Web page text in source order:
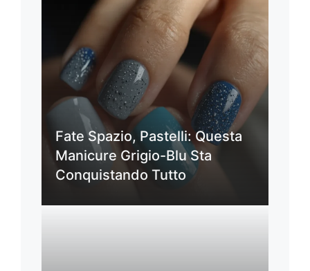
Fate Spazio, Pastelli: Questa
Manicure Grigio-Blu Sta
Conquistando Tutto